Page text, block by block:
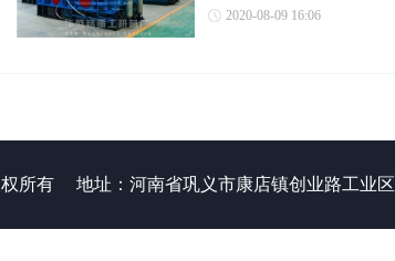
2020-08-09 16:06
所有 地址：河南省巩义市康店镇创业路工业区